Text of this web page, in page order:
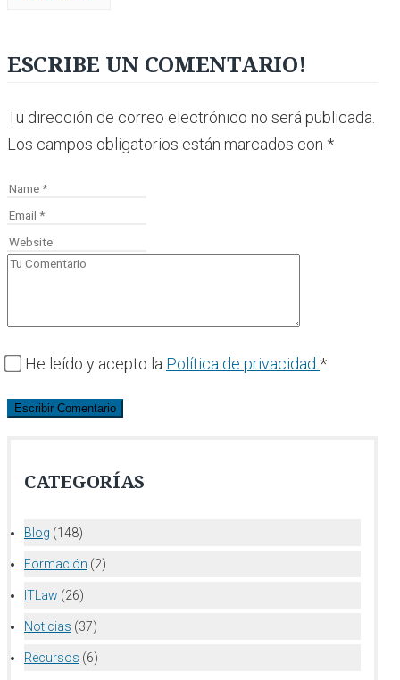
ESCRIBE UN COMENTARIO!
Tu dirección de correo electrónico no será publicada.
Los campos obligatorios están marcados con *
He leído y acepto la Política de privacidad *
CATEGORÍAS
Blog (148)
Formación (2)
ITLaw (26)
Noticias (37)
Recursos (6)